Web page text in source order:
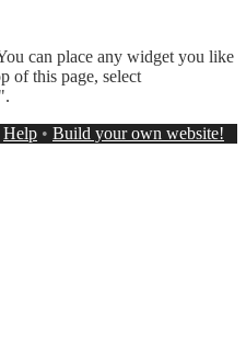
can place any widget you like
of this page, select
Help • Build your own website!